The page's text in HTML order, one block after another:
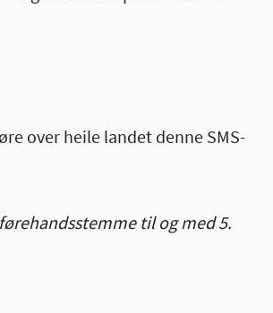
over heile landet denne SMS-
til og med 5.